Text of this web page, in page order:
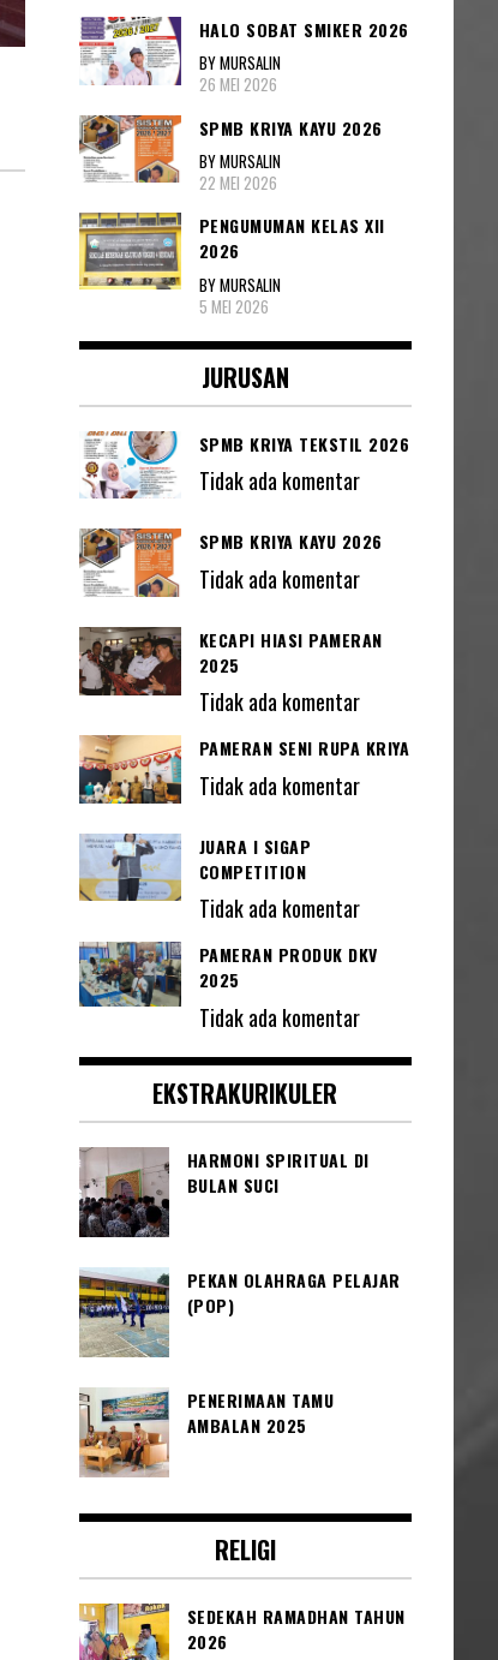
HALO SOBAT SMIKER 2026
BY MURSALIN
26 MEI 2026
SPMB KRIYA KAYU 2026
BY MURSALIN
22 MEI 2026
PENGUMUMAN KELAS XII
2026
BY MURSALIN
5 MEI 2026
JURUSAN
SPMB KRIYA TEKSTIL 2026
Tidak ada komentar
SPMB KRIYA KAYU 2026
Tidak ada komentar
KECAPI HIASI PAMERAN
2025
Tidak ada komentar
PAMERAN SENI RUPA KRIYA
Tidak ada komentar
JUARA I SIGAP
COMPETITION
Tidak ada komentar
PAMERAN PRODUK DKV
2025
Tidak ada komentar
EKSTRAKURIKULER
HARMONI SPIRITUAL DI
BULAN SUCI
PEKAN OLAHRAGA PELAJAR
(POP)
PENERIMAAN TAMU
AMBALAN 2025
RELIGI
SEDEKAH RAMADHAN TAHUN
2026